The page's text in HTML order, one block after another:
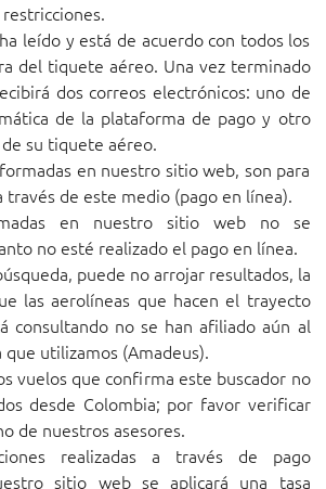
leído y está de acuerdo con todos los
del tiquete aéreo. Una vez terminado
dos correos electrónicos: uno de
de la plataforma de pago y otro
su tiquete aéreo.
en nuestro sitio web, son para
través de este medio (pago en línea).
en nuestro sitio web no se
no esté realizado el pago en línea.
puede no arrojar resultados, la
las aerolíneas que hacen el trayecto
consultando no se han afiliado aún al
utilizamos (Amadeus).
vuelos que confirma este buscador no
desde Colombia; por favor verificar
de nuestros asesores.
realizadas a través de pago
sitio web se aplicará una tasa